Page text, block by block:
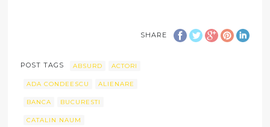
SHARE
POST TAGS ABSURD ACTORI
ADA CONDEESCU ALIENARE
BANCA BUCURESTI
CATALIN NAUM